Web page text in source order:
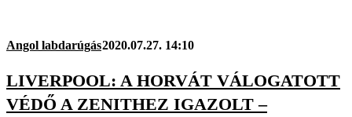
Angol labdarúgás2020.07.27. 14:10
LIVERPOOL: A HORVÁT VÁLOGATOTT
VÉDŐ A ZENITHEZ IGAZOLT –